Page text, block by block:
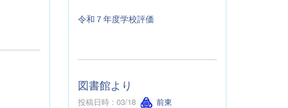
令和７年度学校評価
図書館より
投稿日時 : 03/18 前東